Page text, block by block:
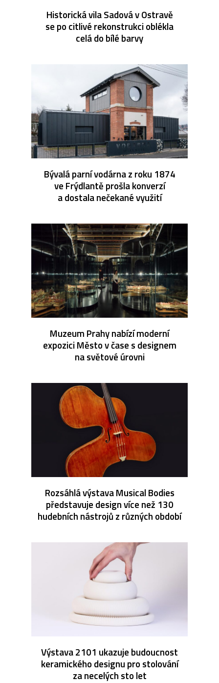
Historická vila Sadová v Ostravě
se po citlivé rekonstrukci oblékla
celá do bílé barvy
Bývalá parní vodárna z roku 1874
ve Frýdlantě prošla konverzí
a dostala nečekané využití
Muzeum Prahy nabízí moderní
expozici Město v čase s designem
na světové úrovni
Rozsáhlá výstava Musical Bodies
představuje design více než 130
hudebních nástrojů z různých období
Výstava 2101 ukazuje budoucnost
keramického designu pro stolování
za necelých sto let